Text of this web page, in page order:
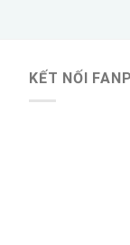
KẾT NỐI